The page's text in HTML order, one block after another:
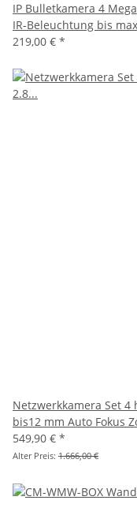
IP Bulletkamera 4
IR-Beleuchtung bis
219,00 € *
Netzwerkkamera Set 4
bis12 mm Auto Fokus
549,90 € *
Alter Preis: 1.666,00 €